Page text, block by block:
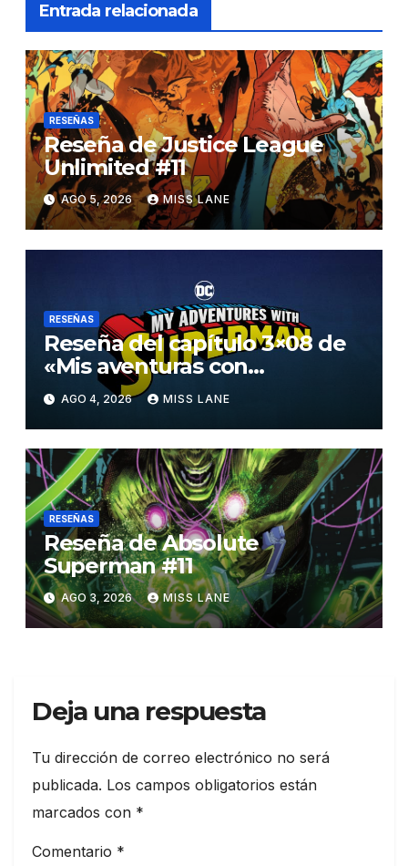
Entrada relacionada
RESEÑAS
Reseña de Justice League
Unlimited #11
AGO 5, 2026 MISS LANE
RESEÑAS
Reseña del capítulo 3×08 de
«Mis aventuras con
Superman»
AGO 4, 2026 MISS LANE
RESEÑAS
Reseña de Absolute
Superman #11
AGO 3, 2026 MISS LANE
Deja una respuesta
Tu dirección de correo electrónico no será
publicada. Los campos obligatorios están
marcados con *
Comentario *